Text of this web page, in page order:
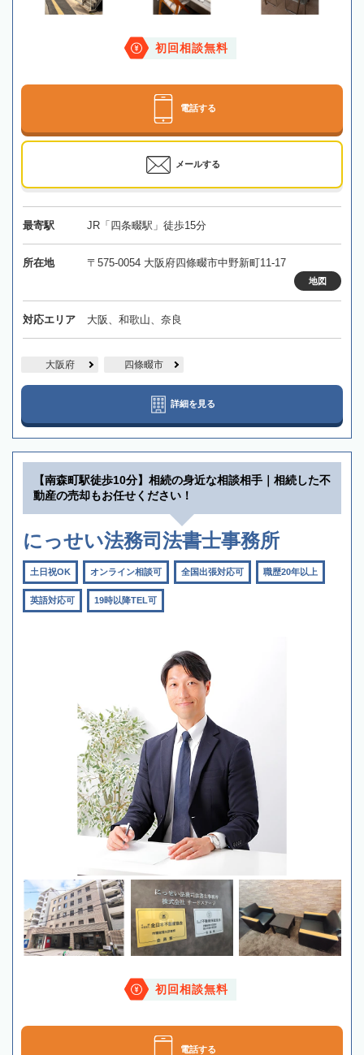
初回相談無料
電話する
メールする
最寄駅 JR「四条畷駅」徒歩15分
所在地 〒575-0054 大阪府四條畷市中野新町11-17
地図
対応エリア 大阪、和歌山、奈良
大阪府 四條畷市
詳細を見る
【南森町駅徒歩10分】相続の身近な相談相手｜相続した不
動産の売却もお任せください！
にっせい法務司法書士事務所
土日祝OK オンライン相談可 全国出張対応可 職歴20年以上
英語対応可 19時以降TEL可
初回相談無料
電話する